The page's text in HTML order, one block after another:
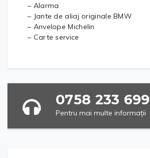
– Alarma
– Jante de aliaj originale BMW
– Anvelope Michelin
– Carte service
0758 233 699
Pentru mai multe informații